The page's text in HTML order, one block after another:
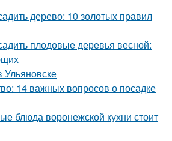
дерево: 10 золотых правил
плодовые деревья весной:
Ульяновске
14 важных вопросов о посадке
блюда воронежской кухни стоит